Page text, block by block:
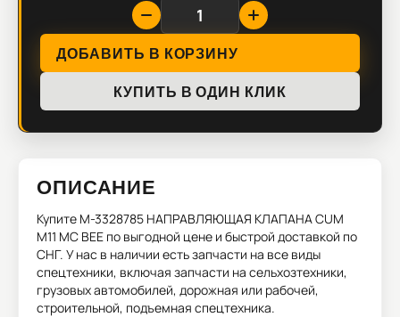
ДОБАВИТЬ В КОРЗИНУ
КУПИТЬ В ОДИН КЛИК
ОПИСАНИЕ
Купите M-3328785 НАПРАВЛЯЮЩАЯ КЛАПАНА CUM
M11 MC BEE по выгодной цене и быстрой доставкой по
СНГ. У нас в наличии есть запчасти на все виды
спецтехники, включая запчасти на сельхозтехники,
грузовых автомобилей, дорожная или рабочей,
строительной, подъемная спецтехника.